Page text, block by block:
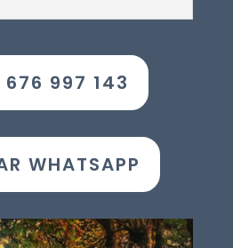
676 997 143
WHATSAPP